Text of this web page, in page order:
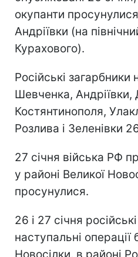
окупанти просунулися
Андріївки (на
Курахового).
Російські
Шевченка, Андріївки,
Костянтинополя,
Розлива і Зеленівки
27 січня війська РФ
у районі Великої
просунулися.
26 і 27 січня
наступальні операції